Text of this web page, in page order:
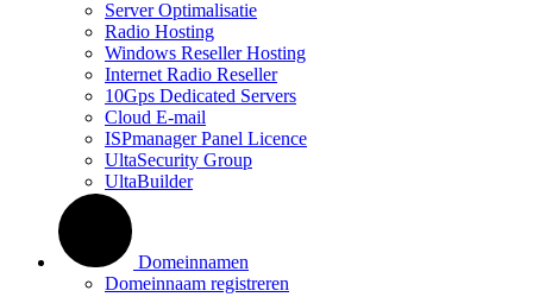
Server Optimalisatie
Radio Hosting
Windows Reseller Hosting
Internet Radio Reseller
10Gps Dedicated Servers
Cloud E-mail
ISPmanager Panel Licence
UltaSecurity Group
UltaBuilder
Domeinnamen
Domeinnaam registreren